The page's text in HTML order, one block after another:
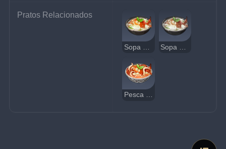
Pratos Relacionados
Pesca Extrema